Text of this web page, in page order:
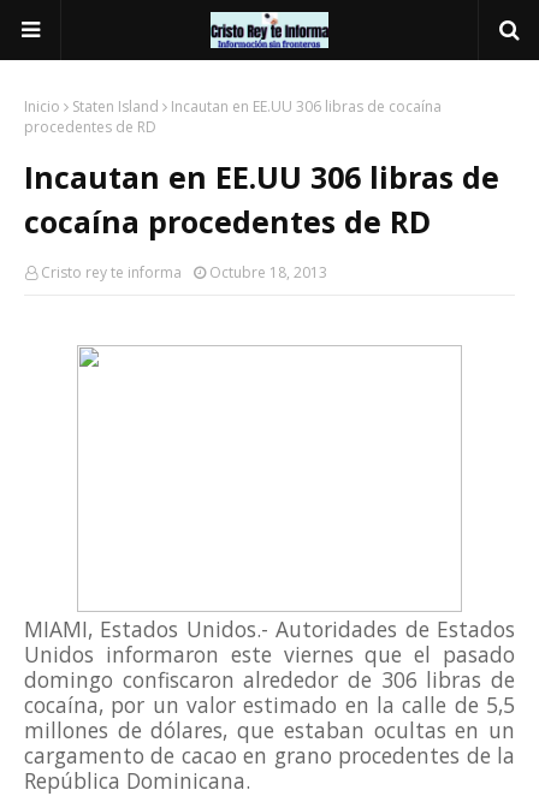
Inicio Staten Island
Incautan en EE.UU 306 libras de cocaína
procedentes de RD
Incautan en EE.UU 306 libras de
cocaína procedentes de RD
Cristo rey te informa Octubre 18, 2013
MIAMI, Estados Unidos.- Autoridades de Estados
Unidos informaron este viernes que el pasado
domingo confiscaron alrededor de 306 libras de
cocaína, por un valor estimado en la calle de 5,5
millones de dólares, que estaban ocultas en un
cargamento de cacao en grano procedentes de la
República Dominicana.